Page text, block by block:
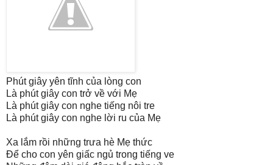
Phút giây yên tĩnh của lòng con
Là phút giây con trở về với Mẹ
Là phút giây con nghe tiếng nôi tre
Là phút giây con nghe lời ru của Mẹ
Xa lắm rồi những trưa hè Mẹ thức
Để cho con yên giấc ngủ trong tiếng ve